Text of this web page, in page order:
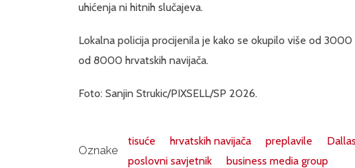
uhićenja ni hitnih slučajeva.
Lokalna policija procijenila je kako se okupilo više od
od 8000 hrvatskih navijača.
Foto: Sanjin Strukic/PIXSELL/SP 2026.
Oznake
tisuće hrvatskih navijača preplavile Dallas
poslovni savjetnik
business media group